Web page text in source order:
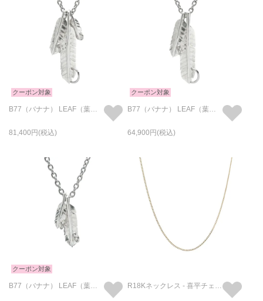
クーポン対象
B77（バナナ） LEAF（葉っぱ） FEATHER（葉根） バナナ リーフェザー ネックレス 3葉（S&M&L）
81,400
クーポン対象
B77（バナナ） LEAF（葉っぱ） FEATHER（葉根） バナナ リーフェザー ネックレス 2葉（M&L）
64,900
クーポン対象
B77（バナナ） LEAF（葉っぱ） FEATHER（葉根） バナナ リーフェザー ネックレス 2葉（S&M） R18Kネックレス - 喜平チェーン S /50cm